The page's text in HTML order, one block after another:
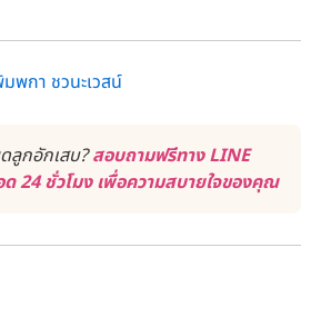
กา ชวนะเวสน์
ลูกอักเสบ?สอบถามฟรีทาง LINE
24 ชั่วโมง เพื่อความสบายใจของคุณ